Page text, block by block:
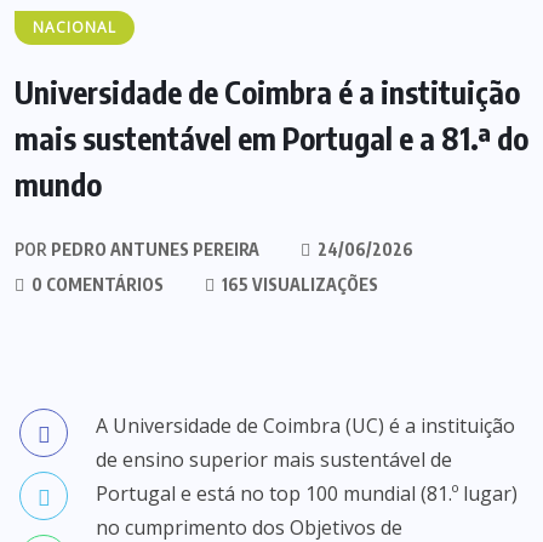
NACIONAL
Universidade de Coimbra é a instituição
mais sustentável em Portugal e a 81.ª do
mundo
POR PEDRO ANTUNES PEREIRA
24/06/2026
0 COMENTÁRIOS
165 VISUALIZAÇÕES
A Universidade de Coimbra (UC) é a instituição
de ensino superior mais sustentável de
Portugal e está no top 100 mundial (81.º lugar)
no cumprimento dos Objetivos de